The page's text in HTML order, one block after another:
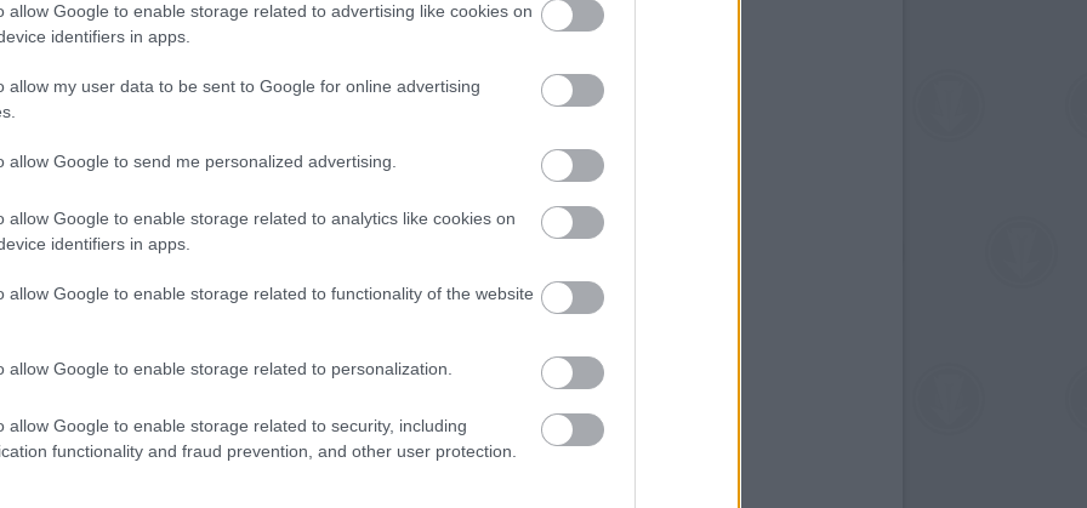
allow Google to enable storage related to advertising like cookies on
identifiers in apps.
allow my user data to be sent to Google for online advertising
allow Google to send me personalized advertising.
allow Google to enable storage related to analytics like cookies on
identifiers in apps.
allow Google to enable storage related to functionality of the website
allow Google to enable storage related to personalization.
allow Google to enable storage related to security, including
functionality and fraud prevention, and other user protection.
bízta a rendező. „Megfordult a fejemben, hogy
De aztán rájöttem, hogy a rendező
az állatot. Ezért a természetes viselkedés
választottam, ami a terem másik
ropogó tűz mellett is" – magyarázta Vincent
mivoltunkra. Jean Cocteau a következő felirattal
lélekkel kell nézni. Igaza volt" – mondta Léa
és Vincent Cassel főszereplésével